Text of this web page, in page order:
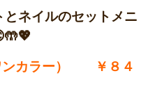
ネイルのセットメニ
ンカラー） ￥８４